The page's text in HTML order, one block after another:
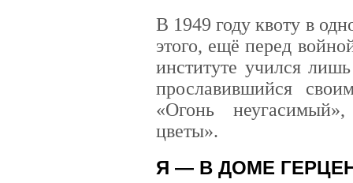
В 1949 году квоту в
этого, ещё перед
институте учился
прославившийся
«Огонь
цветы».
Я — В ДОМЕ